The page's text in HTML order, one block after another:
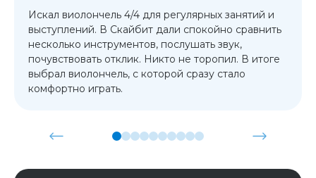
Искал виолончель 4/4 для регулярных занятий и
выступлений. В Скайбит дали спокойно сравнить
несколько инструментов, послушать звук,
почувствовать отклик. Никто не торопил. В итоге
выбрал виолончель, с которой сразу стало
комфортно играть.